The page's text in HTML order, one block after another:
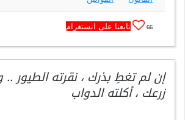
66 تابعنا على انستغرام
إن لم تغطِ بذرك ، نقرته الطيور
زرعك ، أكلته الدواب